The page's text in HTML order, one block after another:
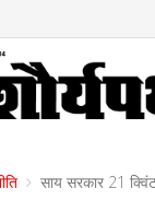
साय सरकार 21